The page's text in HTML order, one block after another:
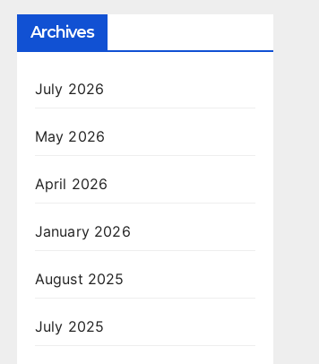
Archives
July 2026
May 2026
April 2026
January 2026
August 2025
July 2025